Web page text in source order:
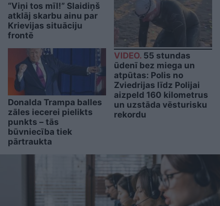
“Viņi tos mīl!” Slaidiņš
atklāj skarbu ainu par
Krievijas situāciju
frontē
Donalda Trampa balles
zāles iecerei pielikts
punkts – tās
būvniecība tiek
pārtraukta
VIDEO. 55 stundas
ūdenī bez miega un
atpūtas: Polis no
Zviedrijas līdz Polijai
aizpeld 160 kilometrus
un uzstāda vēsturisku
rekordu